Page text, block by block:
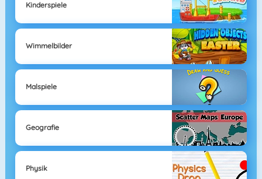
Kinderspiele
Wimmelbilder
Malspiele
Geografie
Physik